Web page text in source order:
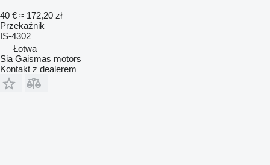
40 € ≈ 172,20 zł
Przekaźnik
IS-4302
Łotwa
Sia Gaismas motors
Kontakt z dealerem